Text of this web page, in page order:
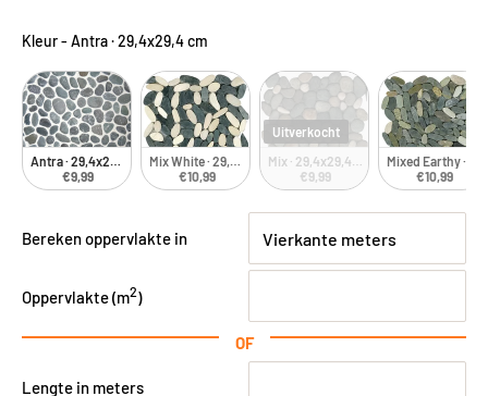
Kleur- Antra · 29,4x29,4 cm
Antra · 29,4x29,4 cm
€9,99
Mix White · 29,4x29,4 cm
€10,99
Uitverkocht
Mix · 29,4x29,4 cm
€9,99
Mixed Earthy ·
€10,99
Bereken oppervlakte in
Oppervlakte (m2)
OF
Lengte in meters